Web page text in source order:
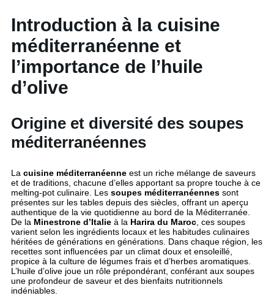
Introduction à la cuisine
méditerranéenne et
l’importance de l’huile
d’olive
Origine et diversité des soupes
méditerranéennes
La cuisine méditerranéenne est un riche mélange de saveurs
et de traditions, chacune d’elles apportant sa propre touche à ce
melting-pot culinaire. Les soupes méditerranéennes sont
présentes sur les tables depuis des siècles, offrant un aperçu
authentique de la vie quotidienne au bord de la Méditerranée.
De la Minestrone d’Italie à la Harira du Maroc , ces soupes
varient selon les ingrédients locaux et les habitudes culinaires
héritées de générations en générations. Dans chaque région, les
recettes sont influencées par un climat doux et ensoleillé,
propice à la culture de légumes frais et d’herbes aromatiques.
L’huile d’olive joue un rôle prépondérant, conférant aux soupes
une profondeur de saveur et des bienfaits nutritionnels
indéniables.